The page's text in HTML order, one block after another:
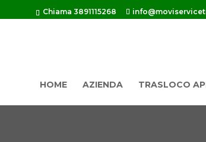
Chiama 3891115268
HOME AZIENDA TRASLOCO